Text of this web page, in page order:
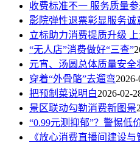
收费标准不一 服务质量
影院弹性退票彰显服务诚
立标助力消费提质升级
“无人店”消费做好“三查”
元宵、汤圆总体质量安全
穿着“外骨骼”去遛弯
把预制菜说明白2026-02-
景区联动勾勒消费新图景
“0.99元测抑郁”？警惕低
《放心消费直播间建设